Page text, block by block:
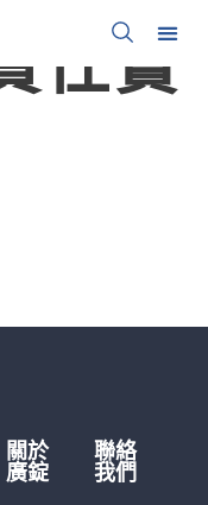
任實
關於
廣錠
聯絡
我們